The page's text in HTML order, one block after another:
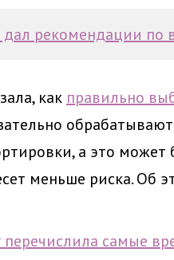
дал рекомендации по
как правильно
а это может
меньше риска. Об
самые